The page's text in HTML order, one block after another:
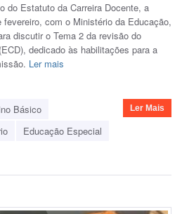
do Estatuto da Carreira Docente, a
fevereiro, com o Ministério da Educação,
discutir o Tema 2 da revisão do
dedicado às habilitações para a
Ler mais
Básico
Educação Especial
Ler Mais